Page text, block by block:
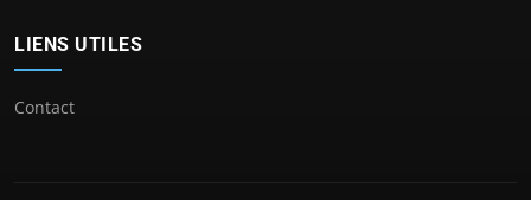
LIENS UTILES
Contact